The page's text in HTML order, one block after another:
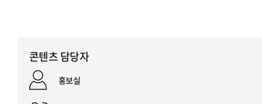
콘텐츠 담당자
홍보실